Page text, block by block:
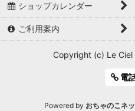
ショップカレンダー
ご利用案内
Copyright (c) Le Ciel
電
Powered by おちゃのこネ